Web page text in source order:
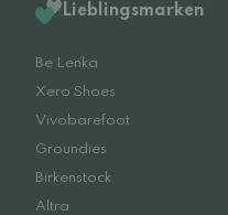
Lieblingsmarken
Be Lenka
Xero Shoes
Vivobarefoot
Groundies
Birkenstock
Altra